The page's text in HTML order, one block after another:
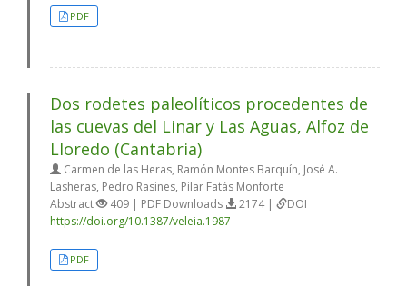
PDF
Dos rodetes paleolíticos procedentes de
las cuevas del Linar y Las Aguas, Alfoz de
Lloredo (Cantabria)
Carmen de las Heras, Ramón Montes Barquín, José A.
Lasheras, Pedro Rasines, Pilar Fatás Monforte
Abstract
409 | PDF Downloads 2174 |
DOI
https://doi.org/10.1387/veleia.1987
PDF